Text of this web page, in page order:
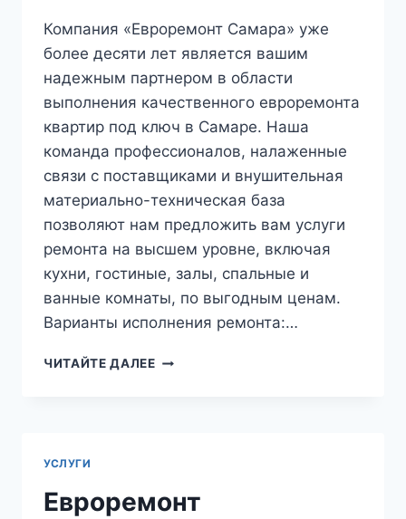
Компания «Евроремонт Самара» уже
более десяти лет является вашим
надежным партнером в области
выполнения качественного евроремонта
квартир под ключ в Самаре. Наша
команда профессионалов, налаженные
связи с поставщиками и внушительная
материально-техническая база
позволяют нам предложить вам услуги
ремонта на высшем уровне, включая
кухни, гостиные, залы, спальные и
ванные комнаты, по выгодным ценам.
Варианты исполнения ремонта:…
ЧИТАЙТЕ ДАЛЕЕЕВРОРЕМОНТ
УСЛУГИ
Евроремонт